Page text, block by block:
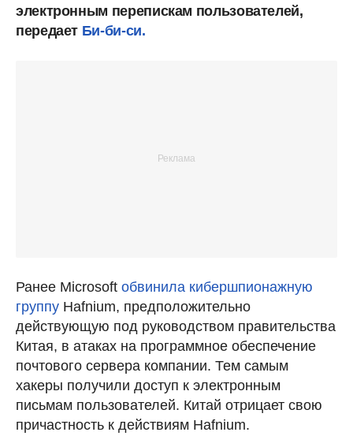
электронным перепискам пользователей,
передает Би-би-си.
Ранее Microsoft обвинила кибершпионажную
группу Hafnium, предположительно
действующую под руководством правительства
Китая, в атаках на программное обеспечение
почтового сервера компании. Тем самым
хакеры получили доступ к электронным
письмам пользователей. Китай отрицает свою
причастность к действиям Hafnium.